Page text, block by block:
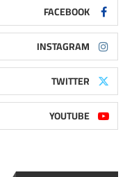
FACEBOOK
INSTAGRAM
TWITTER
YOUTUBE